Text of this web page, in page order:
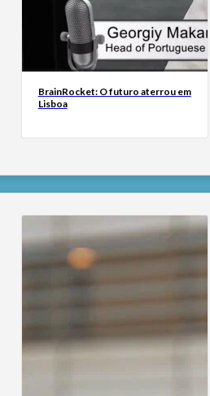
BrainRocket: O futuro aterrou em
Lisboa